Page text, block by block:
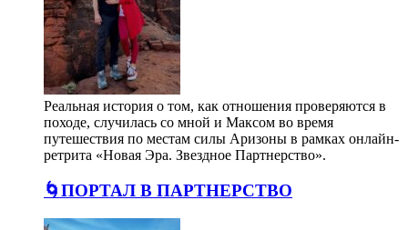
Реальная история о том, как отношения проверяются в
походе, случилась со мной и Максом во время
путешествия по местам силы Аризоны в рамках онлайн-
ретрита «Новая Эра. Звездное Партнерство».
🌀ПОРТАЛ В ПАРТНЕРСТВО